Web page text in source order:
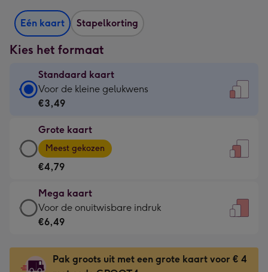
Eén kaart Stapelkorting
Kies het formaat
Standaard kaart
Standaard
kaart
€3,49
-
Voor
kleine
gelukwens
-
120
x
Voor de kleine gelukwens
€3,49
Grote kaart
Grote
kaart
-
€4,79
-
Meest
gekozen
Dimensions:
Meest gekozen
€4,79
Mega kaart
Mega
kaart
€6,49
-
Voor de onuitwisbare indruk
€6,49
Pak groots uit met een grote kaart voor € 4